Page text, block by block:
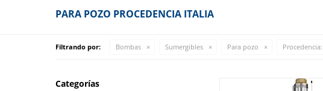
PARA POZO PROCEDENCIA ITALIA
Filtrando por: Bombas Sumergibles Para pozo Procedencia:
Categorías